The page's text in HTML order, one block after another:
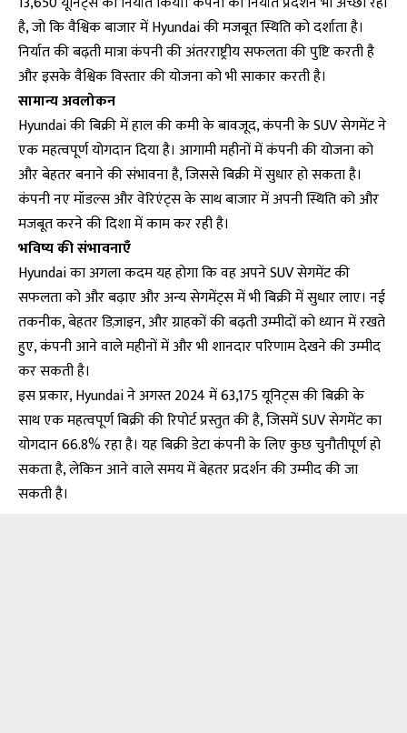
है, जो कि वैश्विक बाजार में Hyundai की मजबूत स्थिति को दर्शाता है।
निर्यात की बढ़ती मात्रा कंपनी की अंतरराष्ट्रीय सफलता की पुष्टि करती है
और इसके वैश्विक विस्तार की योजना को भी साकार करती है।
सामान्य अवलोकन
Hyundai की बिक्री में हाल की कमी के बावजूद, कंपनी के SUV सेगमेंट ने
एक महत्वपूर्ण योगदान दिया है। आगामी महीनों में कंपनी की योजना को
और बेहतर बनाने की संभावना है, जिससे बिक्री में सुधार हो सकता है।
कंपनी नए मॉडल्स और वेरिएंट्स के साथ बाजार में अपनी स्थिति को और
मजबूत करने की दिशा में काम कर रही है।
भविष्य की संभावनाएँ
Hyundai का अगला कदम यह होगा कि वह अपने SUV सेगमेंट की
सफलता को और बढ़ाए और अन्य सेगमेंट्स में भी बिक्री में सुधार लाए। नई
तकनीक, बेहतर डिज़ाइन, और ग्राहकों की बढ़ती उम्मीदों को ध्यान में रखते
हुए, कंपनी आने वाले महीनों में और भी शानदार परिणाम देखने की उम्मीद
कर सकती है।
इस प्रकार, Hyundai ने अगस्त 2024 में 63,175 यूनिट्स की बिक्री के
साथ एक महत्वपूर्ण बिक्री की रिपोर्ट प्रस्तुत की है, जिसमें SUV सेगमेंट का
योगदान 66.8% रहा है। यह बिक्री डेटा कंपनी के लिए कुछ चुनौतीपूर्ण हो
सकता है, लेकिन आने वाले समय में बेहतर प्रदर्शन की उम्मीद की जा
सकती है।